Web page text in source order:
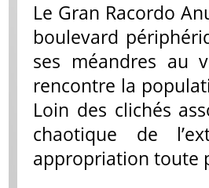
Le Gran Racordo
boulevard
ses méandres au
rencontre la
Loin des clichés
chaotique de
appropriation toute